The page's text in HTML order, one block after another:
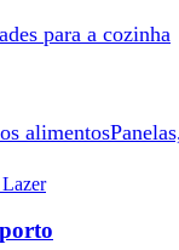
para a cozinha
alimentos